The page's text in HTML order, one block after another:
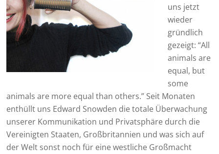
uns jetzt
wieder
gründlich
gezeigt: “All
animals are
equal, but
some
animals are more equal than others.” Seit Monaten
enthüllt uns Edward Snowden die totale Überwachung
unserer Kommunikation und Privatsphäre durch die
Vereinigten Staaten, Großbritannien und was sich auf
der Welt sonst noch für eine westliche Großmacht